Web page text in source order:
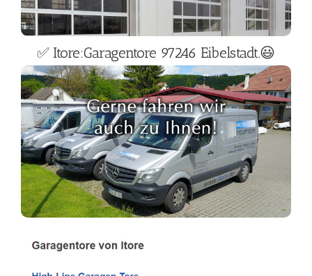
✅ Itore:Garagentore 97246 Eibelstadt.😃